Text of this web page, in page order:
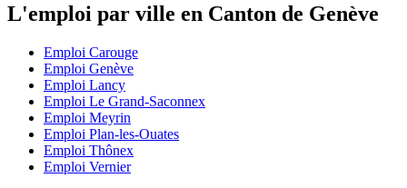
L'emploi par ville en Canton de Genève
Emploi Carouge
Emploi Genève
Emploi Lancy
Emploi Le Grand-Saconnex
Emploi Meyrin
Emploi Plan-les-Ouates
Emploi Thônex
Emploi Vernier